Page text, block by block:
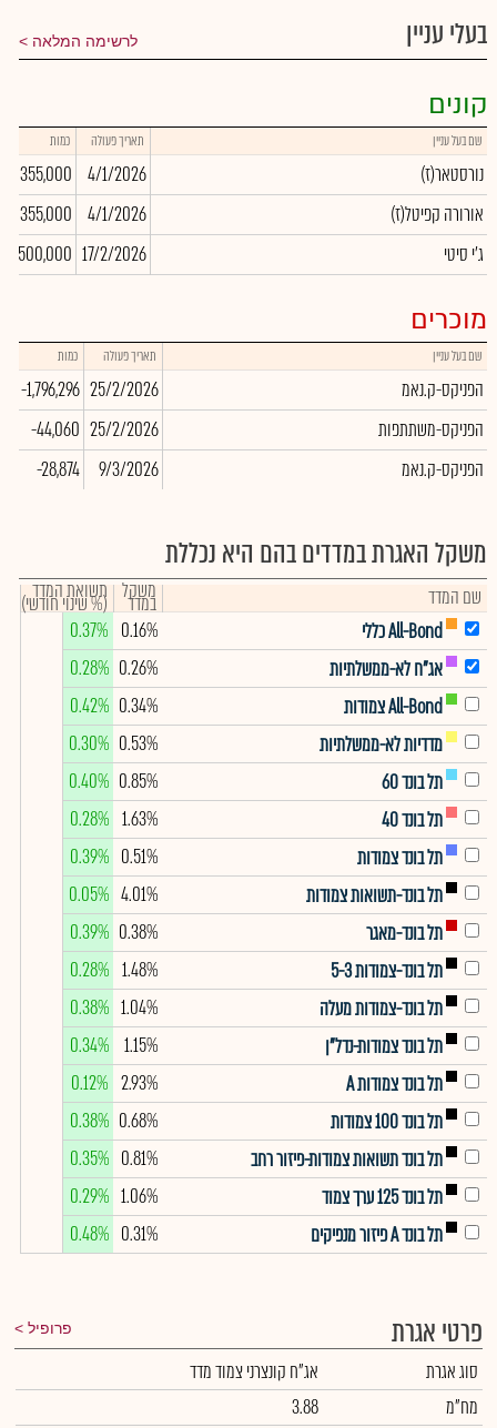
בעלי עניין לרשימה המלאה
קונים
שם בעל עניין תאריך פעולה כמות
(נורסטאר(ז 4/1/2026
355,000
(אורורה קפיטל(ז
4/1/2026
355,000
ג'י סיטי
17/2/2026
1,500,000
מוכרים
שם בעל עניין תאריך פעולה כמות
הפניקס-ק.נאמ 25/2/2026
-1,796,296
הפניקס-משתתפות
25/2/2026
-44,060
הפניקס-ק.נאמ
9/3/2026
-28,874
משקל האגרת במדדים בהם היא נכללת
שם המדד משקל
במדד תשואת המדד
(% שינוי חודשי)
All-Bond כללי
0.16%
0.37%
אג"ח לא-ממשלתיות
0.26%
0.28%
All-Bond צמודות
0.34%
0.42%
מדדיות לא-ממשלתיות
0.53%
0.30%
תל בונד 60
0.85%
0.40%
תל בונד 40
1.63%
0.28%
תל בונד צמודות
0.51%
0.39%
תל בונד-תשואות צמודות
4.01%
0.05%
תל בונד-מאגר
0.38%
0.39%
תל בונד-צמודות 5-3
1.48%
0.28%
תל בונד-צמודות מעלה
1.04%
0.38%
תל בונד צמודות-נדל"ן
1.15%
0.34%
תל בונד צמודות A
2.93%
0.12%
תל בונד 100 צמודות
0.68%
0.38%
תל בונד תשואות צמודות-פיזור רחב
0.81%
0.35%
תל בונד 125 ערך צמוד
1.06%
0.29%
תל בונד A פיזור מנפיקים
0.31%
0.48%
פרטי אגרת פרופיל
סוג אגרת
אג"ח קונצרני צמוד מדד
מח"מ
3.88